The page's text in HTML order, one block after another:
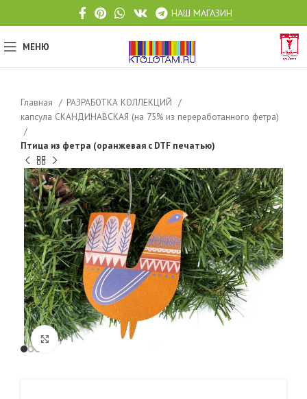
НАШ МАГАЗИН
МЕНЮ
Главная
РАЗРАБОТКА КОЛЛЕКЦИЙ
капсула СКАНДИНАВСКАЯ (на 75% из переработанного фетра)
Птица из фетра (оранжевая с DTF печатью)
Click to enlarge